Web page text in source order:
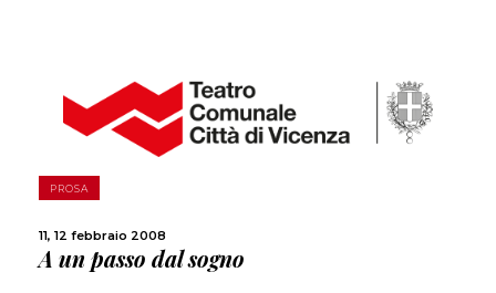
PROSA
11, 12 febbraio 2008
A un passo dal sogno